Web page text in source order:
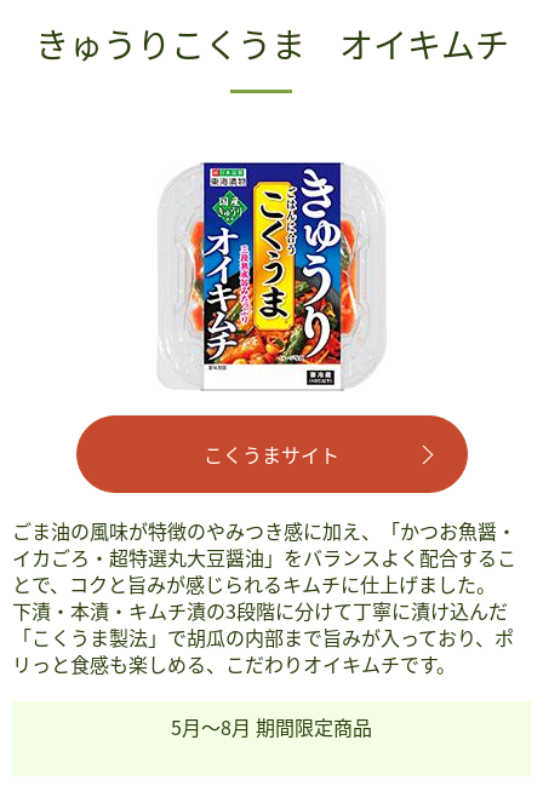
きゅうりこくうま オイキムチ
こくうまサイト
ごま油の風味が特徴のやみつき感に加え、「かつお魚醤・
イカごろ・超特選丸大豆醤油」をバランスよく配合するこ
とで、コクと旨みが感じられるキムチに仕上げました。
下漬・本漬・キムチ漬の3段階に分けて丁寧に漬け込んだ
「こくうま製法」で胡瓜の内部まで旨みが入っており、ポ
リっと食感も楽しめる、こだわりオイキムチです。
5月～8月 期間限定商品